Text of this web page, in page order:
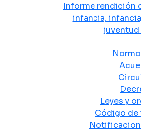
Informe rendición
infancia,
juventud
Leyes y
Código de